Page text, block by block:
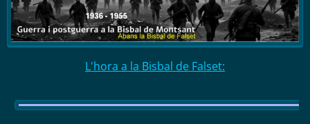
L'hora a la Bisbal de Falset: